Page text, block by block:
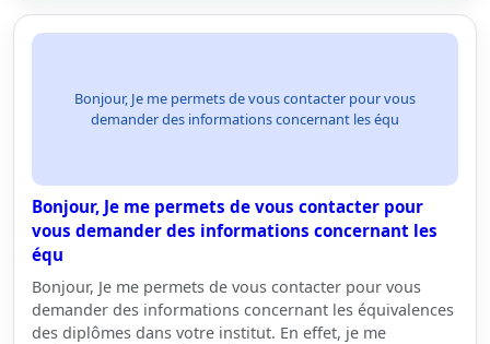
Bonjour, Je me permets de vous contacter pour vous
demander des informations concernant les équ
Bonjour, Je me permets de vous contacter pour
vous demander des informations concernant les
équ
Bonjour, Je me permets de vous contacter pour vous
demander des informations concernant les équivalences
des diplômes dans votre institut. En effet, je me